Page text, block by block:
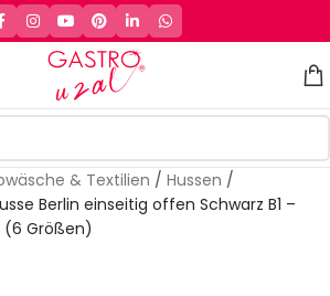
& Textilien / Hussen /
Berlin einseitig offen Schwarz B1 –
Größen)